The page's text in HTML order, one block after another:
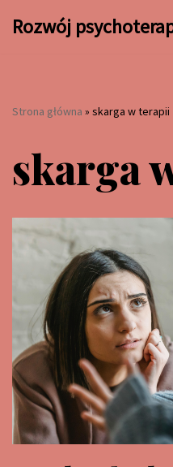
Rozwój
Strona główna » skarga w terapii
skarga